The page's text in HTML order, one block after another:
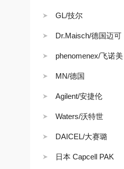
GL/技尔
Dr.Maisch/德国迈可
phenomenex/飞诺美
MN/德国
Agilent/安捷伦
Waters/沃特世
DAICEL/大赛璐
日本 Capcell PAK